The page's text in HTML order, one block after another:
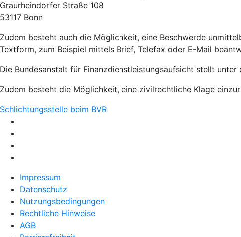
Graurheindorfer Straße 108
53117 Bonn
Zudem besteht auch die Möglichkeit, eine Beschwerde
Textform, zum Beispiel mittels Brief, Telefax oder E-Mail
Die Bundesanstalt für Finanzdienstleistungsaufsicht stellt unter
Zudem besteht die Möglichkeit, eine zivilrechtliche Klage
Schlichtungsstelle beim BVR
Impressum
Datenschutz
Nutzungsbedingungen
Rechtliche Hinweise
AGB